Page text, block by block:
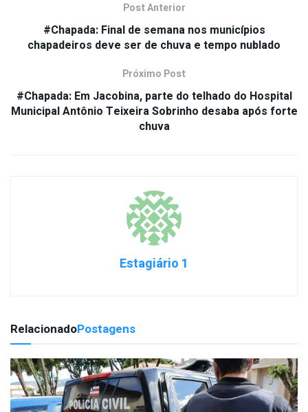
Post Anterior
#Chapada: Final de semana nos municípios
chapadeiros deve ser de chuva e tempo nublado
Próximo Post
#Chapada: Em Jacobina, parte do telhado do Hospital
Municipal Antônio Teixeira Sobrinho desaba após forte
chuva
Estagiário 1
RelacionadoPostagens